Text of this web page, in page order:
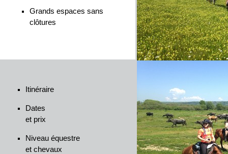
Itinéraire
Dates
et prix
Niveau équestre
et chevaux
Grands espaces sans
clôtures